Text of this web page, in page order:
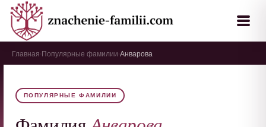
Главная Популярные фамилии Анварова
ПОПУЛЯРНЫЕ ФАМИЛИИ